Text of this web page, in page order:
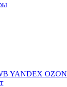
YANDEX OZON